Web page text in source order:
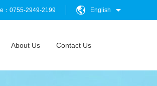
：0755-2949-2199 English
About Us Contact Us